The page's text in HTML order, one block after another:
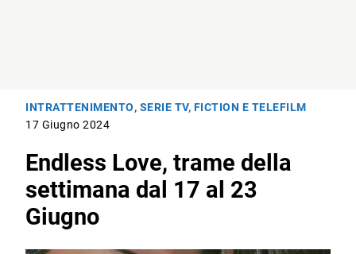
INTRATTENIMENTO, SERIE TV, FICTION E TELEFILM
17 Giugno 2024
Endless Love, trame della
settimana dal 17 al 23
Giugno